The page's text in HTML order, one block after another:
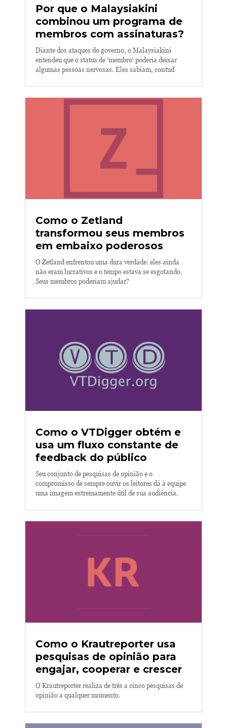
Por que o Malaysiakini
combinou um programa de
membros com assinaturas?
Diante dos ataques do governo, o Malaysiakini
entendeu que o status de 'membro' poderia deixar
algumas pessoas nervosas. Eles sabiam, contud
Como o Zetland
transformou seus membros
em embaixo poderosos
O Zetland enfrentou uma dura verdade: eles ainda
não eram lucrativos e o tempo estava se esgotando.
Seus membros poderiam ajudar?
Como o VTDigger obtém e
usa um fluxo constante de
feedback do público
Seu conjunto de pesquisas de opinião e o
compromisso de sempre ouvir os leitores dá à equipe
uma imagem extremamente útil de sua audiência.
Como o Krautreporter usa
pesquisas de opinião para
engajar, cooperar e crescer
O Krautreporter realiza de três a cinco pesquisas de
opinião a qualquer momento.